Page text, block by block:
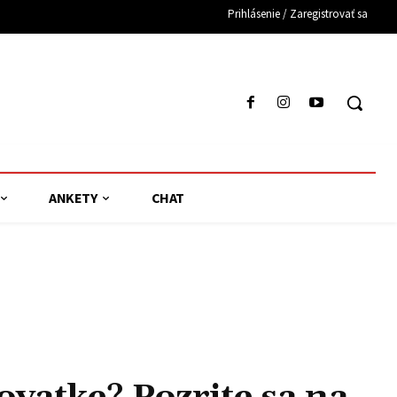
Prihlásenie / Zaregistrovať sa
ANKETY CHAT